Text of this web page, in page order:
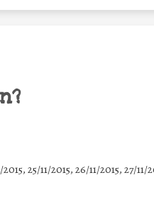
25/11/2015, 26/11/2015, 27/11/